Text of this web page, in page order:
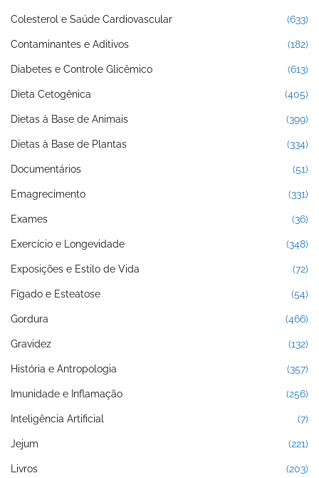
Colesterol e Saúde Cardiovascular (633)
Contaminantes e Aditivos (182)
Diabetes e Controle Glicêmico (613)
Dieta Cetogênica (405)
Dietas à Base de Animais (399)
Dietas à Base de Plantas (334)
Documentários (51)
Emagrecimento (331)
Exames (36)
Exercício e Longevidade (348)
Exposições e Estilo de Vida (72)
Fígado e Esteatose (54)
Gordura (466)
Gravidez (132)
História e Antropologia (357)
Imunidade e Inflamação (256)
Inteligência Artificial (7)
Jejum (221)
Livros (203)